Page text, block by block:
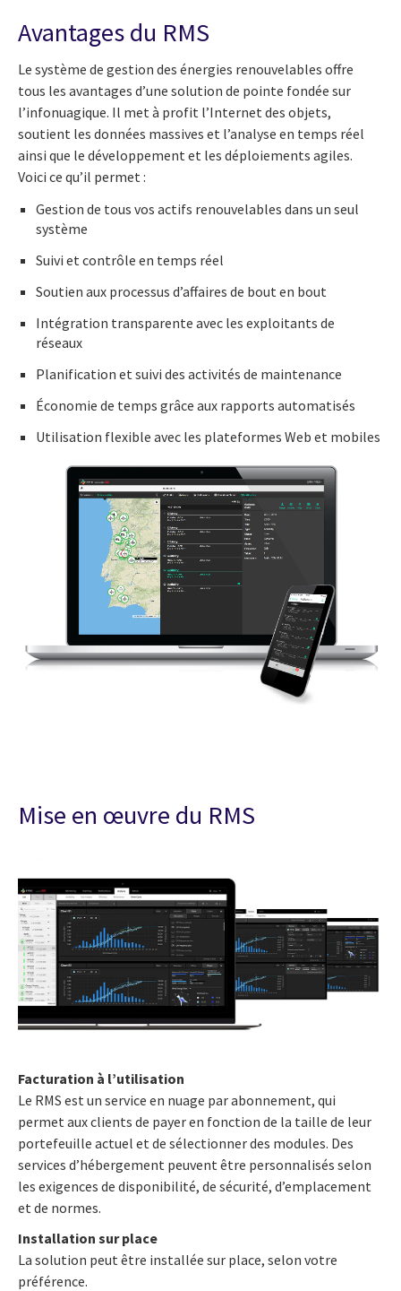
Avantages du RMS
Le système de gestion des énergies renouvelables offre
tous les avantages d’une solution de pointe fondée sur
l’infonuagique. Il met à profit l’Internet des objets,
soutient les données massives et l’analyse en temps réel
ainsi que le développement et les déploiements agiles.
Voici ce qu’il permet :
Gestion de tous vos actifs renouvelables dans un seul
système
Suivi et contrôle en temps réel
Soutien aux processus d’affaires de bout en bout
Intégration transparente avec les exploitants de
réseaux
Planification et suivi des activités de maintenance
Économie de temps grâce aux rapports automatisés
Utilisation flexible avec les plateformes Web et mobiles
Mise en œuvre du RMS
Facturation à l’utilisation
Le RMS est un service en nuage par abonnement, qui
permet aux clients de payer en fonction de la taille de leur
portefeuille actuel et de sélectionner des modules. Des
services d’hébergement peuvent être personnalisés selon
les exigences de disponibilité, de sécurité, d’emplacement
et de normes.
Installation sur place
La solution peut être installée sur place, selon votre
préférence.